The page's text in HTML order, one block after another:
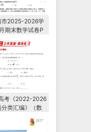
市2025-2026学
期末数学试卷P
下载
考《2022-2026
类汇编》（数
电子版下载